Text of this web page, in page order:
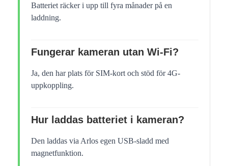
Batteriet räcker i upp till fyra månader på en
laddning.
Fungerar kameran utan Wi-Fi?
Ja, den har plats för SIM-kort och stöd för 4G-
uppkoppling.
Hur laddas batteriet i kameran?
Den laddas via Arlos egen USB-sladd med
magnetfunktion.